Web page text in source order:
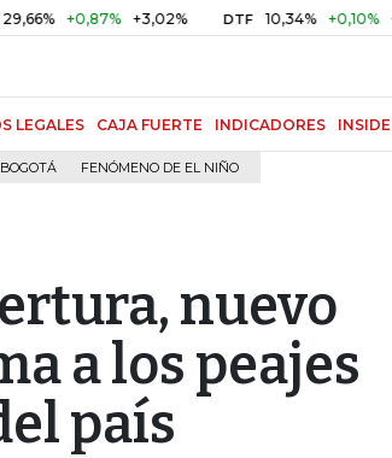
+0,87% +3,02% DTF 10,34% +0,10% +0,98%
LEGALES CAJA FUERTE INDICADORES INSIDE
BOGOTÁ FENÓMENO DE EL NIÑO
nuevo
a los peajes
país